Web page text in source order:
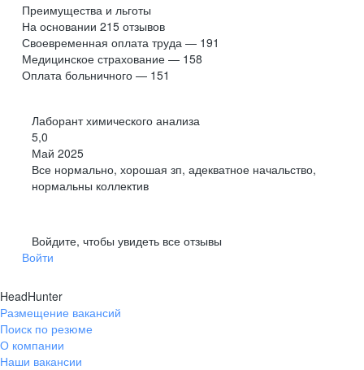
Преимущества и льготы
На основании 215 отзывов
Своевременная оплата труда — 191
Медицинское страхование — 158
Оплата больничного — 151
Лаборант химического анализа
5,0
Май 2025
Все нормально, хорошая зп, адекватное начальство,
нормальны коллектив
Войдите, чтобы увидеть все отзывы
Войти
HeadHunter
Размещение вакансий
Поиск по резюме
О компании
Наши вакансии